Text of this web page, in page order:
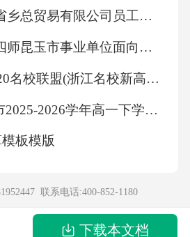
态XX条，宣传工作成效，
学习教育不脱离实际、不
成员结合分管工作，深入
场开展调研XXX次，重点围
技创新、安全生产、人才
则，与一线职工、基层干部面
2026年福建省乡总贸易有限公司员工招聘1人笔试模拟试题及答案详解
2026年第十四师昆玉市事业单位面向师市在岗服务“三支一扶”人员开展专项招聘（14人）笔试备考试题及答案详解
英语()浙江Z20名校联盟(浙江名校新高考研究联盟)2026届高三第一次联考(8.21-8.23)
广东省佛山市2025-2026学年高一下学期期末考试语文试卷
板模版
联系电话:400-852-1180
下载本文档